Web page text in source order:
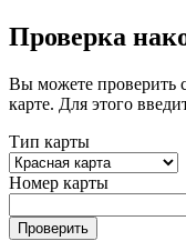
Проверка
Вы можете проверить
карте. Для этого
Тип карты
Номер карты
Проверить